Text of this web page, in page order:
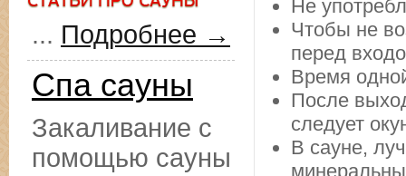
Не
Чтобы не
перед
Время
После
следует
В сауне,
... Подробнее →
Спа сауны
Закаливание с
помощью сауны